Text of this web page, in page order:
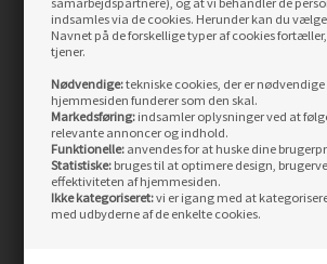
indsamles via de cookies. Herunder kan du
Navnet på de forskellige typer af cookies
tjener.
Nødvendige:tekniske cookies, der er
hjemmesiden funderer som den skal.
Markedsføring: indsamler oplysninger ved at
relevante annoncer og indhold.
Funktionelle: anvendes for at huske dine
Statistiske: bruges til at optimere design,
effektiviteten af hjemmesiden.
Ikke kategoriseret:vi er igang med at
med udbyderne af de enkelte cookies.
SIDST SETE